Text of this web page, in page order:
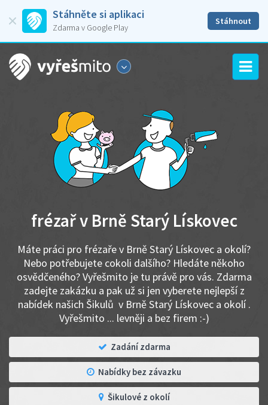
Stáhněte si aplikaci
Zdarma v Google Play
Stáhnout
frézař v Brně Starý Lískovec
Máte práci pro frézaře v Brně Starý Lískovec a okolí?
Nebo potřebujete cokoli dalšího? Hledáte někoho
osvědčeného? Vyřešmito je tu právě pro vás. Zdarma
zadejte zakázku a pak už si jen vyberete nejlepší z
nabídek našich Šikulů v Brně Starý Lískovec a okolí .
Vyřešmito ... levněji a bez firem :-)
Zadání zdarma
Nabídky bez závazku
Šikulové z okolí